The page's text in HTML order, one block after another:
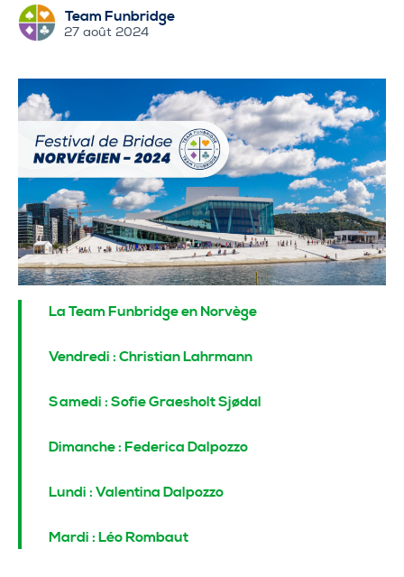
e
Team Funbridge
27 août 2024
La Team Funbridge en Norvège
Vendredi : Christian Lahrmann
Samedi : Sofie Graesholt Sjødal
Dimanche : Federica Dalpozzo
Lundi : Valentina Dalpozzo
Mardi : Léo Rombaut